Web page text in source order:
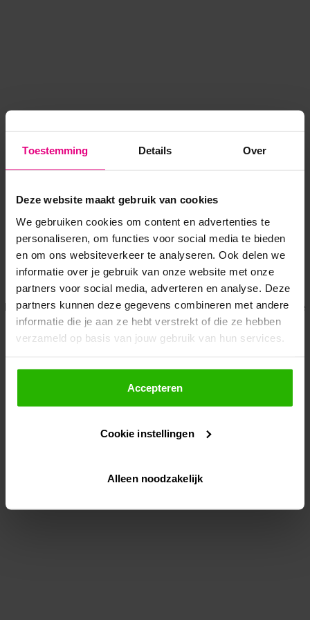
Toestemming Details Over
Deze website maakt gebruik van cookies
We gebruiken cookies om content en advertenties te
personaliseren, om functies voor social media te bieden
en om ons websiteverkeer te analyseren. Ook delen we
informatie over je gebruik van onze website met onze
partners voor social media, adverteren en analyse. Deze
partners kunnen deze gegevens combineren met andere
informatie die je aan ze hebt verstrekt of die ze hebben
verzameld op basis van jouw gebruik van hun services.
Als je op "Accepteer" klikt, dan geef je Voordeeluitjes.nl
toestemming om cookies voor social media en
gepersonaliseerde advertenties te plaatsen.
Lees hier meer over in onsprivacybeleid
Via "Cookie instellingen" kun je ook zelf instellen welke
Accepteren
Cookie instellingen
Alleen noodzakelijk
Application error: a client-side exception has occurred while
loadingwww.voordeeluitjes.nl (see the browser console for more
information).